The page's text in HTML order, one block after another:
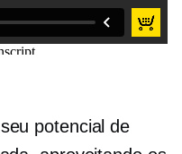
potencial de